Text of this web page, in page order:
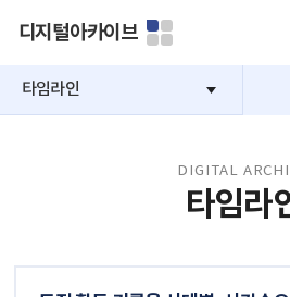
디지털아카이브
타임라인
DIGITAL
타임라